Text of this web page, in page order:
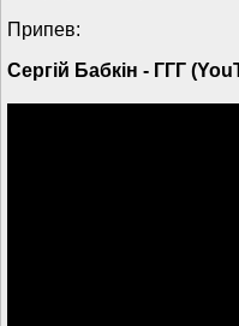
Припев:
Сергій Бабкін - ГГГ